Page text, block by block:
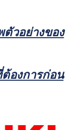
วอย่างของ
องการก่อน